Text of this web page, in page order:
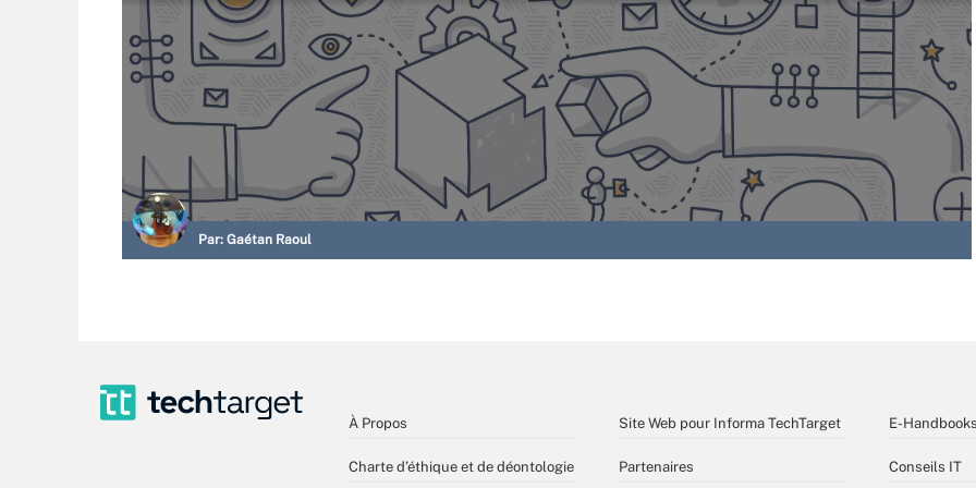
Par: Gaétan Raoul
À Propos
Charte d’éthique et de déontologie
Site Web pour Informa TechTarget
Partenaires
E-
Conseils IT